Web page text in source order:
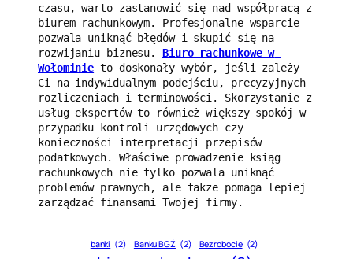
czasu, warto zastanowić się nad współpracą z
biurem rachunkowym. Profesjonalne wsparcie
pozwala uniknąć błędów i skupić się na
rozwijaniu biznesu. Biuro rachunkowe w
Wołominie to doskonały wybór, jeśli zależy
Ci na indywidualnym podejściu, precyzyjnych
rozliczeniach i terminowości. Skorzystanie z
usług ekspertów to również większy spokój w
przypadku kontroli urzędowych czy
konieczności interpretacji przepisów
podatkowych. Właściwe prowadzenie ksiąg
rachunkowych nie tylko pozwala uniknąć
problemów prawnych, ale także pomaga lepiej
zarządzać finansami Twojej firmy.
banki (2) Banku BGŻ (2) Bezrobocie (2)